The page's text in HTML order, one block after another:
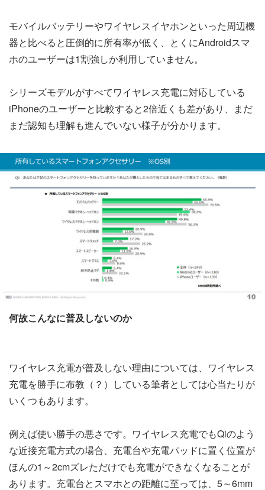
モバイルバッテリーやワイヤレスイヤホンといった周辺機
器と比べると圧倒的に所有率が低く、とくにAndroidスマ
ホのユーザーは1割強しか利用していません。
シリーズモデルがすべてワイヤレス充電に対応している
iPhoneのユーザーと比較すると2倍近くも差があり、まだ
まだ認知も理解も進んでいない様子が分かります。
何故こんなに普及しないのか
ワイヤレス充電が普及しない理由については、ワイヤレス
充電を勝手に布教（？）している筆者としては心当たりが
いくつもあります。
例えば使い勝手の悪さです。ワイヤレス充電でもQiのよう
な近接充電方式の場合、充電台や充電パッドに置く位置が
ほんの1～2cmズレただけでも充電ができなくなることが
あります。充電台とスマホとの距離に至っては、5～6mm